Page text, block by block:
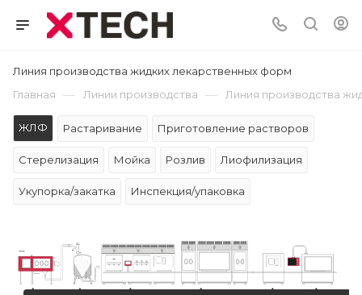
Линия производства жидких лекарственных форм
Главная
— Линии производства — Линия производства
ЖЛФ Растаривание Приготовление растворов
Стерелизация Мойка Розлив Лиофилизация
Укупорка/закатка Инспекция/упаковка